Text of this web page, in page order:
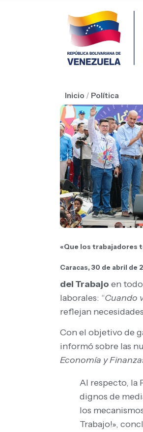
Inicio / Política
«Que los trabajadores
Caracas, 30 de abril de
del Trabajo en
laborales: “Cuando
reflejan
Con el objetivo de
informó sobre las
Economía y
Al respecto, la
dignos de
los
Trabajo!»,